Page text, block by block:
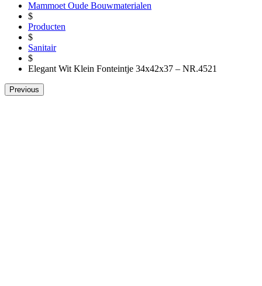
Mammoet Oude Bouwmaterialen
$
Producten
$
Sanitair
$
Elegant Wit Klein Fonteintje 34x42x37 – NR.4521
Previous